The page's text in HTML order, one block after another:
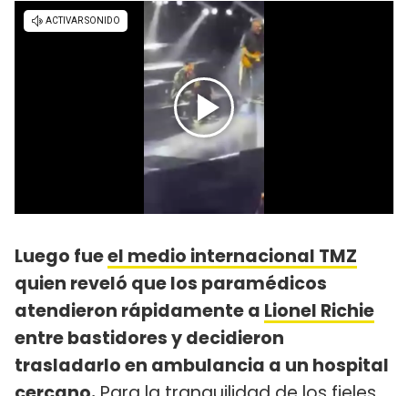
Luego fueel medio internacional TMZ
quien reveló que los paramédicos
atendieron rápidamente a Lionel Richie
entre bastidores y decidieron
trasladarlo en ambulancia a un hospital